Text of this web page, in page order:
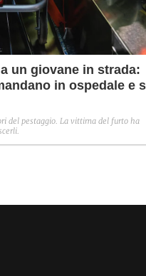
un giovane in strada:
in ospedale e
del pestaggio. La vittima del furto ha